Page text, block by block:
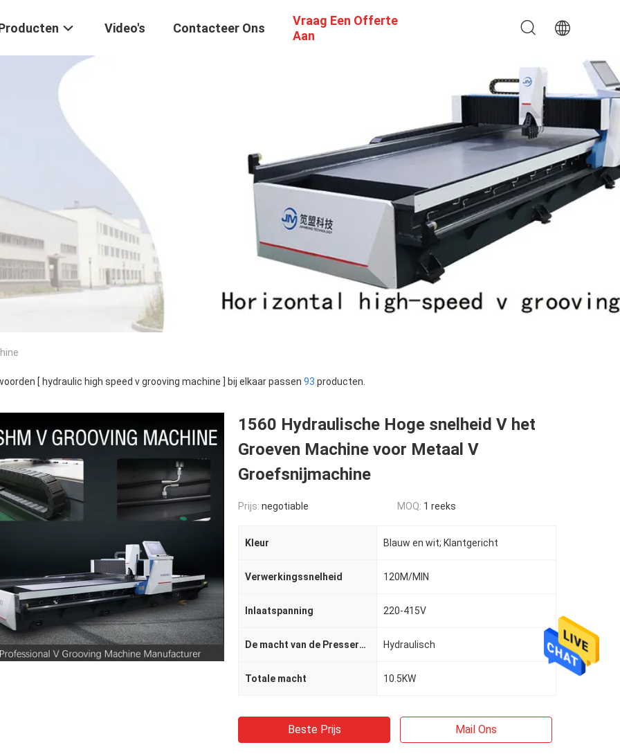
Video's Contacteer Ons
Vraag Een Offerte
Aan
[ hydraulic high speed v grooving machine ] bij elkaar passen 93 producten.
1560 Hydraulische Hoge snelheid V het
Groeven Machine voor Metaal V
Groefsnijmachine
Prijs: negotiable MOQ: 1 reeks
Kleur Blauw en wit; Klantgericht
Verwerkingssnelheid 120M/MIN
Inlaatspanning 220-415V
De macht van de Presservoet Hydraulisch
Totale macht 10.5KW
Beste Prijs Mail Ons